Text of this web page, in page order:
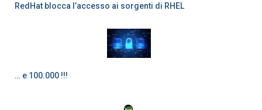
RedHat blocca l’accesso ai sorgenti di RHEL
… e 100.000 !!!